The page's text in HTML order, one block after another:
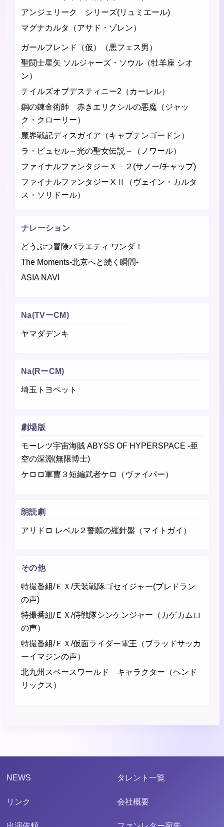
アンジェリーク シリーズ(リュミエール)
マグナカルタ（アサド・ゾレン）
ガールフレンド（仮）（悪フェス男）
聖闘士星矢 ソルジャーズ・ソウル（牡羊座 シオ
ン）
テイルズオブデスティニー2（カーレル）
鋼の錬金術師 赤きエリクシルの悪魔（ジャッ
ク・クローリー）
魔界戦記ディスガイア（キャプテンゴードン）
ラ・ピュセル～光の聖女伝説～（ノワール）
ファイナルファンタジーＸ－２(サノー/チャップ)
ファイナルファンタジーⅩⅡ（ヴェイン・カルタ
ス・ソリドール）
ナレーション
どうぶつ冒険バラエティ ワンダ！
The Moments-北京へと続く瞬間-
ASIA NAVI
Na(TVーCM)
ヤマダデンキ
Na(RーCM)
埼玉トヨペット
劇場版
モーレツ宇宙海賊 ABYSS OF HYPERSPACE -亜
空の深淵(無限博士)
ケロロ軍曹３短編武者ケロ（ヴァイパー）
朗読劇
アリドロ レベル２誓願の羅針盤（マイトガイ）
その他
特撮番組/ＥＸ/天装戦隊ゴセイジャー(ブレドラン
の声)
特撮番組/ＥＸ/侍戦隊シンケンジャー（カゲカムロ
の声）
特撮番組/ＥＸ/仮面ライダー電王（ブラッドサッカ
ーイマジンの声）
北九州スペースワールド キャラクター（ヘンド
リックス）
NEWS タレント一覧
リンク 会社概要